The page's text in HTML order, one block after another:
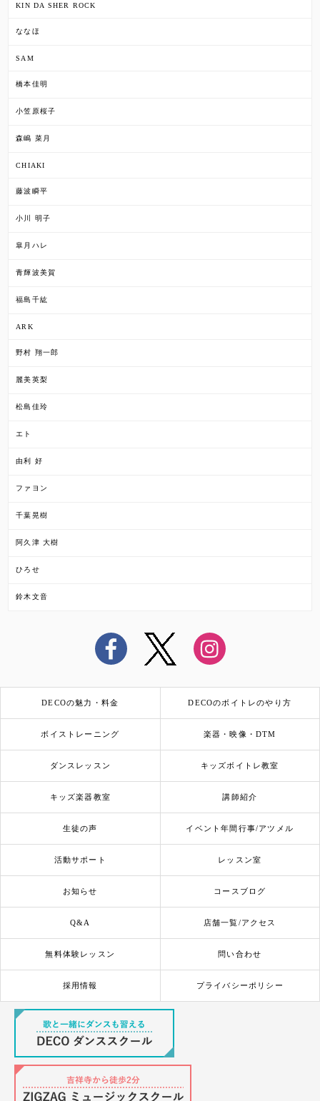
KIN DA SHER ROCK
ななほ
SAM
橋本佳明
小笠原桜子
森嶋 菜月
CHIAKI
藤波瞬平
小川 明子
皐月ハレ
青輝波美賀
福島千紘
ARK
野村 翔一郎
麗美英梨
松島佳玲
エト
由利 好
ファヨン
千葉晃樹
阿久津 大樹
ひろせ
鈴木文音
DECOの魅力・料金 DECOのボイトレのやり方
ボイストレーニング 楽器・映像・DTM
ダンスレッスン キッズボイトレ教室
キッズ楽器教室 講師紹介
生徒の声 イベント年間行事/アツメル
活動サポート レッスン室
お知らせ コースブログ
Q&A 店舗一覧/アクセス
無料体験レッスン 問い合わせ
採用情報 プライバシーポリシー